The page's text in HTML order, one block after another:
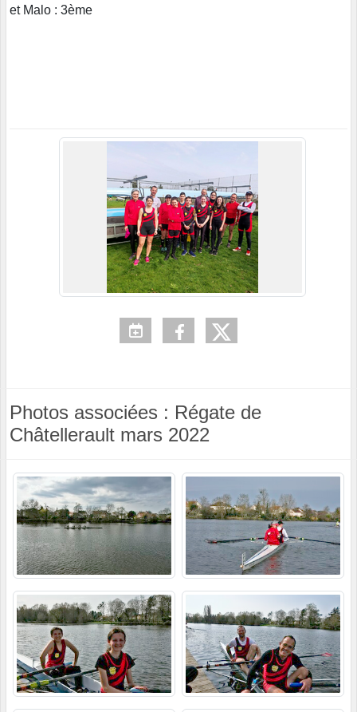
et Malo : 3ème
Photos associées : Régate de
Châtellerault mars 2022